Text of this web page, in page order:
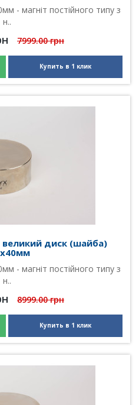
- магніт постійного типу з
н..
7999.00 грн
Купить в 1 клик
диск (шайба)
- магніт постійного типу з
н..
8999.00 грн
Купить в 1 клик